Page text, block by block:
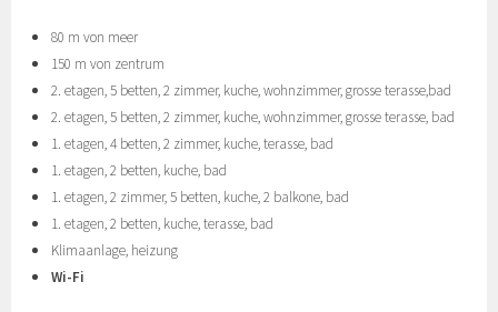
80 m von meer
150 m von zentrum
2. etagen, 5 betten, 2 zimmer, kuche, wohnzimmer, grosse terasse,bad
2. etagen, 5 betten, 2 zimmer, kuche, wohnzimmer, grosse terasse, bad
1. etagen, 4 betten, 2 zimmer, kuche, terasse, bad
1. etagen, 2 betten, kuche, bad
1. etagen, 2 zimmer, 5 betten, kuche, 2 balkone, bad
1. etagen, 2 betten, kuche, terasse, bad
Klimaanlage, heizung
Wi-Fi